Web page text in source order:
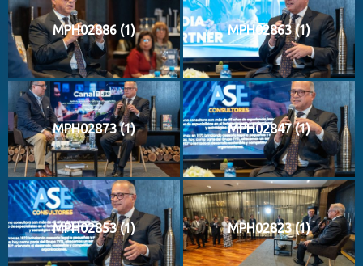
MPH02886 (1) MPH02863 (1)
MPH02873 (1) MPH02847 (1)
MPH02853 (1) MPH02823 (1)